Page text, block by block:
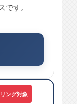
す。
ング対象